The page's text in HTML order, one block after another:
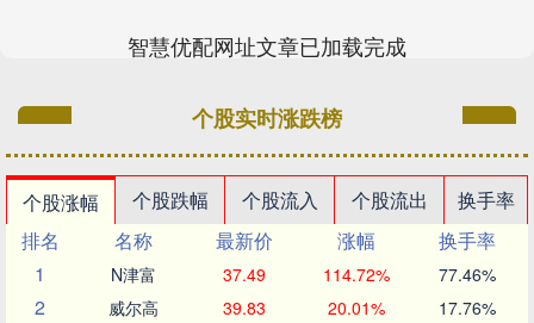
智慧优配网址文章已加载完成
个股实时涨跌榜
个股涨幅 个股跌幅 个股流入 个股流出
换手率
排名
名称 最新价 涨幅
换手率
1
N津富 37.49 114.72% 77.46%
2 威尔高 39.83 20.01% 17.76%